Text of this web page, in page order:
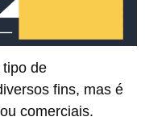
de
fins, mas é
comerciais.